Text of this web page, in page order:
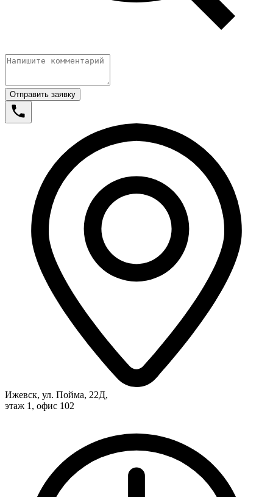
Отправить заявку
Ижевск, ул. Пойма, 22Д,
этаж 1, офис 102